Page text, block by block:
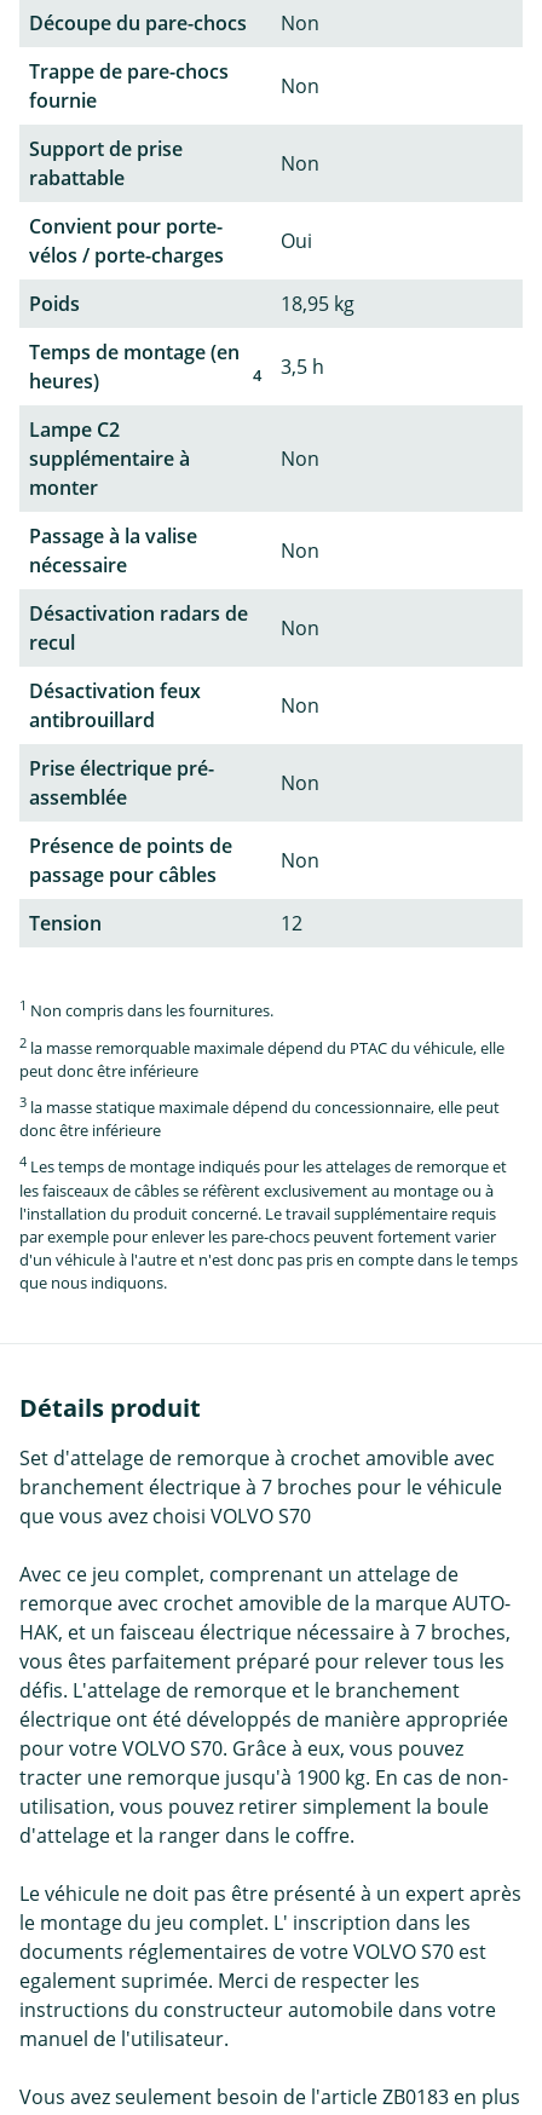
Découpe du pare-chocs
Non
Trappe de pare-chocs
fournie
Non
Support de prise
rabattable
Non
Convient pour porte-
vélos / porte-charges
Oui
Poids
18,95 kg
Temps de montage (en
heures)
4 3,5 h
Lampe C2
supplémentaire à
monter
Non
Passage à la valise
nécessaire
Non
Désactivation radars de
recul
Non
Désactivation feux
antibrouillard
Non
Prise électrique pré-
assemblée
Non
Présence de points de
passage pour câbles
Non
Tension 12
1 Non compris dans les fournitures.
2 la masse remorquable maximale dépend du PTAC du véhicule, elle
peut donc être inférieure
3 la masse statique maximale dépend du concessionnaire, elle peut
donc être inférieure
4 Les temps de montage indiqués pour les attelages de remorque et
les faisceaux de câbles se réfèrent exclusivement au montage ou à
l'installation du produit concerné. Le travail supplémentaire requis
par exemple pour enlever les pare-chocs peuvent fortement varier
d'un véhicule à l'autre et n'est donc pas pris en compte dans le temps
que nous indiquons.
Détails produit
Set d'attelage de remorque à crochet amovible avec
branchement électrique à 7 broches pour le véhicule
que vous avez choisi VOLVO S70
Avec ce jeu complet, comprenant un attelage de
remorque avec crochet amovible de la marque AUTO-
HAK, et un faisceau électrique nécessaire à 7 broches,
vous êtes parfaitement préparé pour relever tous les
défis. L'attelage de remorque et le branchement
électrique ont été développés de manière appropriée
pour votre VOLVO S70. Grâce à eux, vous pouvez
tracter une remorque jusqu'à 1900 kg. En cas de non-
utilisation, vous pouvez retirer simplement la boule
d'attelage et la ranger dans le coffre.
Le véhicule ne doit pas être présenté à un expert après
le montage du jeu complet. L' inscription dans les
documents réglementaires de votre VOLVO S70 est
egalement suprimée. Merci de respecter les
instructions du constructeur automobile dans votre
manuel de l'utilisateur.
Vous avez seulement besoin de l'article ZB0183 en plus